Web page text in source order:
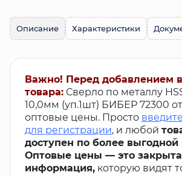
Описание Характеристики
Важно! Перед добавлением
товара: Сверло по металлу
10,0мм (уп.1шт) БИБЕР 72300
оптовые цены. Просто
для регистрации, и любой
доступен по более выгодной
Оптовые цены — это
информация, которую видят